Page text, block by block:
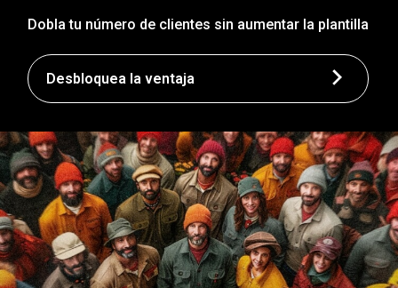
Dobla tu número de clientes sin aumentar la plantilla
Desbloquea la ventaja